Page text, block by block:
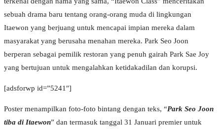
sebuah drama baru tentang orang-orang muda di lingkungan
Itaewon yang berjuang untuk mencapai impian mereka dalam
masyarakat yang berusaha menahan mereka. Park Seo Joon
berperan sebagai pemilik restoran yang penuh gairah Park Sae Joy
yang bertujuan untuk mengalahkan ketidakadilan dan korupsi.
[adsforwp id=”5241″]
Poster menampilkan foto-foto bintang dengan teks, “Park Seo Joon
tiba di Itaewon” dan termasuk tanggal 31 Januari premier untuk